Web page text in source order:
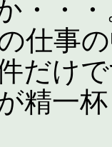
・・
仕事
だけ
精一